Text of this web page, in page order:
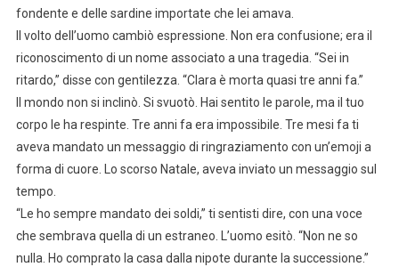
fondente e delle sardine importate che lei amava.
Il volto dell’uomo cambiò espressione. Non era confusione; era il
riconoscimento di un nome associato a una tragedia. “Sei in
ritardo,” disse con gentilezza. “Clara è morta quasi tre anni fa.”
Il mondo non si inclinò. Si svuotò. Hai sentito le parole, ma il tuo
corpo le ha respinte. Tre anni fa era impossibile. Tre mesi fa ti
aveva mandato un messaggio di ringraziamento con un’emoji a
forma di cuore. Lo scorso Natale, aveva inviato un messaggio sul
tempo.
“Le ho sempre mandato dei soldi,” ti sentisti dire, con una voce
che sembrava quella di un estraneo. L’uomo esitò. “Non ne so
nulla. Ho comprato la casa dalla nipote durante la successione.”